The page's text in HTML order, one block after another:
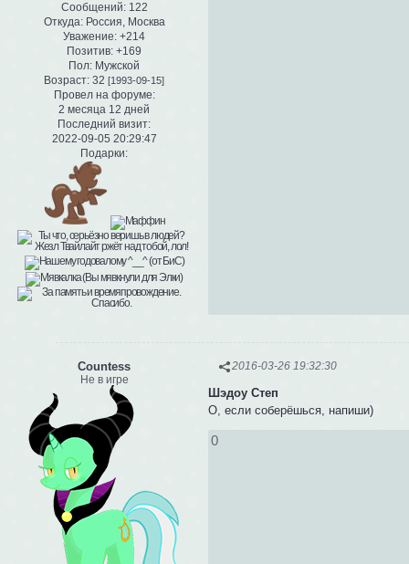
Сообщений:122
Откуда:Россия, Москва
Уважение: +214
Позитив: +169
Пол: Мужской
Возраст: 32 [1993-09-15]
Провел на форуме:
2 месяца 12 дней
Последний визит:
2022-09-05 20:29:47
Подарки:
2016-03-26 19:32:30
Сountess
Не в игре
Шэдоу Степ
О, если соберёшься, напиши)
0